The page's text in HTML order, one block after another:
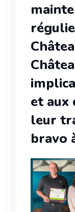
et aux
leur
bravo